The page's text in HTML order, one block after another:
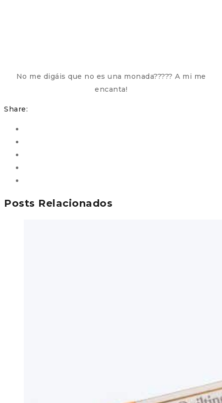
No me digáis que no es una monada????? A mi me
encanta!
Share:
Posts Relacionados